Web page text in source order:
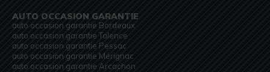
AUTO OCCASION GARANTIE
auto occasion garantie Bordeaux
auto occasion garantie Talence
auto occasion garantie Pessac
auto occasion garantie Mérignac
auto occasion garantie Arcachon